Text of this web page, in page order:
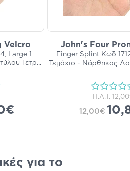
Velcro
Large 1
Τετρ...
John's Four
Finger Splint Κωδ
Τεμάχιο - Νάρθηκας
Π.Λ.Τ.
12,00€
για το